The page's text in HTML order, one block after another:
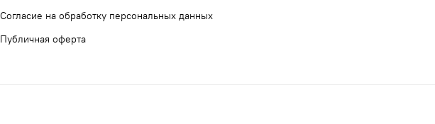
Согласие на обработку персональных данных
Публичная оферта